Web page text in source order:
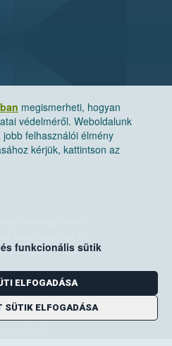
megismerheti, hogyan
védelméről. Weboldalunk
felhasználói élmény
kérjük, kattintson az
funkcionális sütik
ELFOGADÁSA
SÜTIK ELFOGADÁSA
biztonsági Hivatal
Budapest. Pf. 30.
06-80/263-244
06-1/ 336-9000